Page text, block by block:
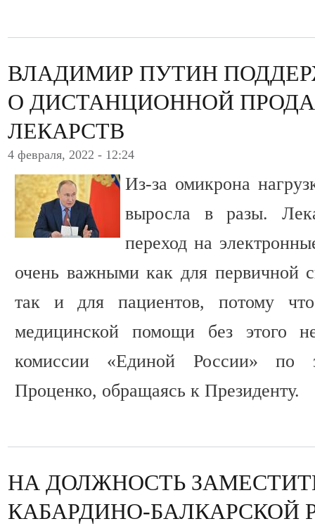
ВЛАДИМИР ПУТИН
О ДИСТАНЦИОННОЙ
ЛЕКАРСТВ
4 февраля, 2022 - 12:24
Из-за омикрона
выросла в разы.
переход на
очень важными как для первичной
так и для пациентов, потому что
медицинской помощи без этого
комиссии «Единой России» по
Проценко, обращаясь к Президенту.
НА ДОЛЖНОСТЬ
КАБАРДИНО-БАЛКАРСКОЙ